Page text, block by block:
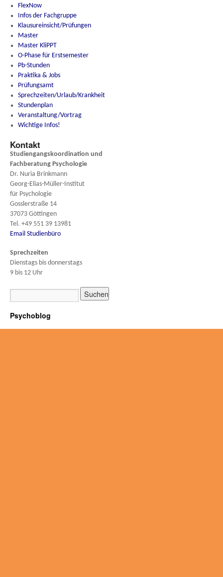
FlexNow
Infos der Fachgruppe
Klausureinsicht/Prüfungen
Master
Master KliPPT
O-Phase für Erstsemester
Pb-Stunden
Praktika & Jobs
Prüfungsamt
Sprechzeiten/Urlaub/Krankheit
Stundenplan
Veranstaltung/Vortrag
Wichtige Infos!
Kontakt
Studiengangskoordination und
Fachberatung Psychologie
Dr. Nuria Brinkmann
Georg-Elias-Müller-Institut
für Psychologie
Gosslerstraße 14
37073 Göttingen
Tel. +49 551 39 13981
Email Studienbüro
Sprechzeiten
Dienstags bis donnerstags
9 bis 12 Uhr
Psychoblog